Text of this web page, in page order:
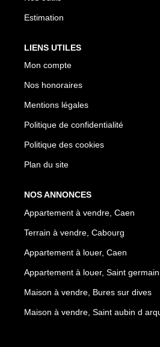
Estimation
LIENS UTILES
Mon compte
Nos honoraires
Mentions légales
Politique de confidentialité
Politique des cookies
Plan du site
NOS ANNONCES
Appartement à vendre, Caen
Terrain à vendre, Cabourg
Appartement à louer, Caen
Appartement à louer, Saint
Maison à vendre, Bures sur dives
Maison à vendre, Saint aubin d